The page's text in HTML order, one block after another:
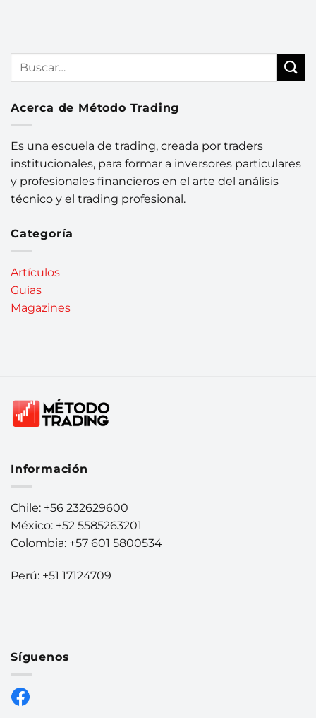
Acerca de Método Trading
Es una escuela de trading, creada por traders
institucionales, para formar a inversores particulares
y profesionales financieros en el arte del análisis
técnico y el trading profesional.
Categoría
Artículos
Guias
Magazines
Información
Chile: +56 232629600
México: +52 5585263201
Colombia: +57 601 5800534
Perú: +51 17124709
Síguenos